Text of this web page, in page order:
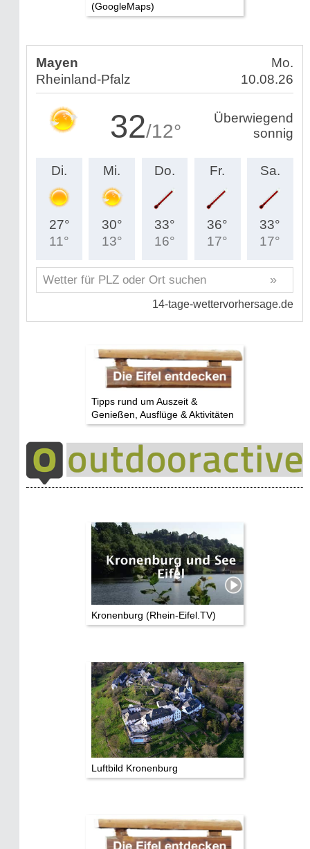
(GoogleMaps)
Tipps rund um Auszeit &
Genießen, Ausflüge & Aktivitäten
Kronenburg (Rhein-Eifel.TV)
Luftbild Kronenburg